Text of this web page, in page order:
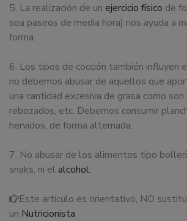
5. La realización de un ejercicio físico de
sea paseos de media hora) nos ayuda a
forma.
6. Los tipos de cocción también influyen
no debemos abusar de aquellos que
una cantidad excesiva de grasa como
rebozados, etc. Debemos consumir
hervidos, de forma alternada.
7. No abusar de los alimentos tipo
snaks, ni el alcohol.
Este artículo es orientativo, NO
un Nutricionista